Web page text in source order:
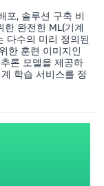
포, 솔루션 구축 비
완전한 ML(기계
다수의 미리 정의된
한 훈련 이미지인
론 모델을 제공하
학습 서비스를 정